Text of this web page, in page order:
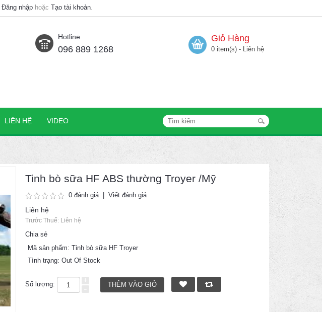
Đăng nhập hoặc Tạo tài khoản.
Hotline
096 889 1268
Giỏ Hàng
0 item(s) - Liên hệ
LIÊN HỆ VIDEO
Tinh bò sữa HF ABS thường Troyer /Mỹ
0 đánh giá| Viết đánh giá
Liên hệ
Trước Thuế: Liên hệ
Chia sẻ
Mã sản phẩm: Tinh bò sữa HF Troyer
Tình trạng: Out Of Stock
Số lượng: